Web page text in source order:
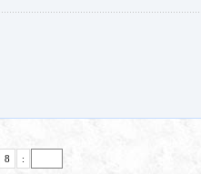
8 :